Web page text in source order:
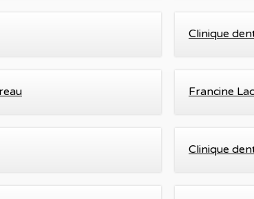
Clinique
Francine
Clinique